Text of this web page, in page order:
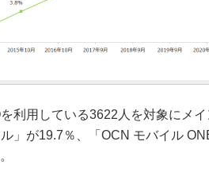
利用している3622人を対象にメ
」が19.7％、「OCN モバイル